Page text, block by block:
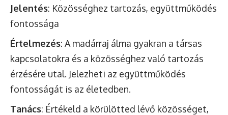
Jelentés: Közösséghez tartozás, együttműködés
fontossága
Értelmezés: A madárraj álma gyakran a társas
kapcsolatokra és a közösséghez való tartozás
érzésére utal. Jelezheti az együttműködés
fontosságát is az életedben.
Tanács: Értékeld a körülötted lévő közösséget,